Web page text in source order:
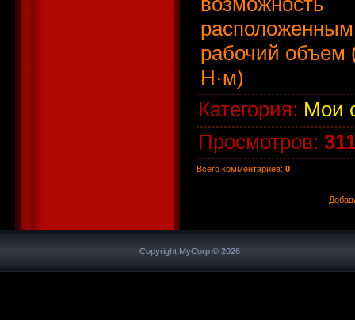
рабочий объем
Н·м)
Категория: Мои
Просмотров:
Всего комментариев: 0
Copyright MyCorp © 2026